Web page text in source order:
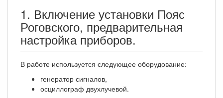
1. Включение установки Пояс
Роговского, предварительная
настройка приборов.
В работе используется следующее оборудование:
генератор сигналов,
осциллограф двухлучевой.